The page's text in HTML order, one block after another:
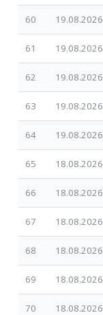
60 19.08.2026
61 19.08.2026
62 19.08.2026
63 19.08.2026
64 19.08.2026
65 18.08.2026
66 18.08.2026
67 18.08.2026
68 18.08.2026
69 18.08.2026
70 18.08.2026